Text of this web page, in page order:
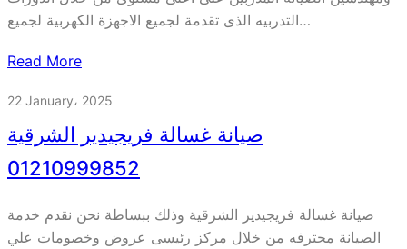
التدربيه الذى تقدمة لجميع الاجهزة الكهربية لجميع…
Read More
22 January، 2025
صيانة غسالة فريجيدير الشرقية
01210999852
صيانة غسالة فريجيدير الشرقية وذلك ببساطة نحن نقدم خدمة
الصيانة محترفه من خلال مركز رئيسى عروض وخصومات علي